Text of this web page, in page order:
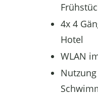
4x 4
Hotel
WLAN